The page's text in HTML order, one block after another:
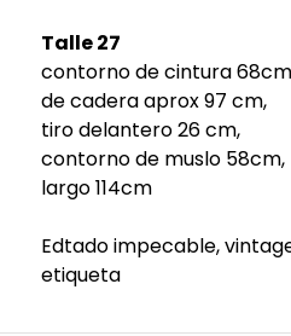
Talle 27
contorno de cintura
de cadera aprox 97 cm,
tiro delantero 26 cm,
contorno de muslo 58cm,
largo 114cm
Edtado impecable,
etiqueta